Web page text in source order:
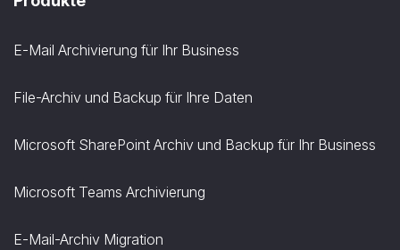
E-Mail Archivierung für Ihr Business
File-Archiv und Backup für Ihre Daten
Microsoft SharePoint Archiv und Backup für Ihr Business
Microsoft Teams Archivierung
E-Mail-Archiv Migration